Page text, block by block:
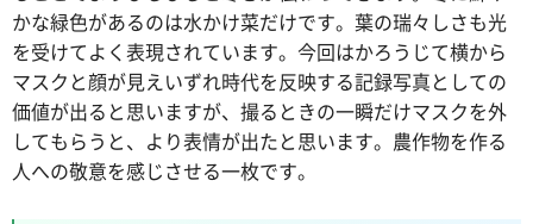
かな緑色があるのは水かけ菜だけです。葉の瑞々しさも光
を受けてよく表現されています。今回はかろうじて横から
マスクと顔が見えいずれ時代を反映する記録写真としての
価値が出ると思いますが、撮るときの一瞬だけマスクを外
してもらうと、より表情が出たと思います。農作物を作る
人への敬意を感じさせる一枚です。